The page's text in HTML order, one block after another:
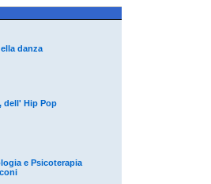
danza
dell' Hip Pop
e Psicoterapia